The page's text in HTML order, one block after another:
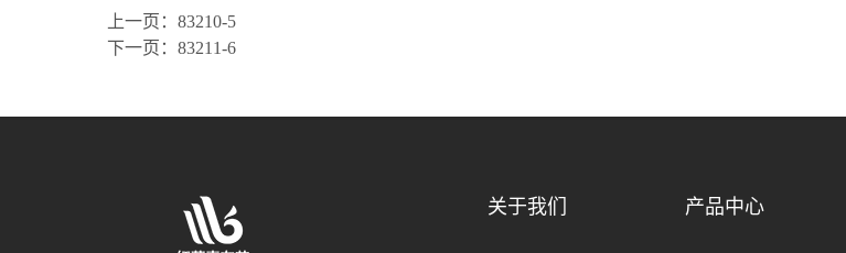
上一页： 83210-5
下一页： 83211-6
关于我们 产品中心